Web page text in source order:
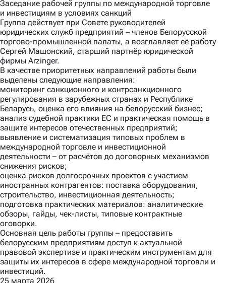
Заседание рабочей группы по международной торговле
и инвестициям в условиях санкций
Группа действует при Совете руководителей
юридических служб предприятий – членов Белорусской
торгово-промышленной палаты, а возглавляет её работу
Сергей Машонский, старший партнёр юридической
фирмы Arzinger.
В качестве приоритетных направлений работы были
выделены следующие направления:
мониторинг санкционного и контрсанкционного
регулирования в зарубежных странах и Республике
Беларусь, оценка его влияния на белорусский бизнес;
анализ судебной практики ЕС и практическая помощь в
защите интересов отечественных предприятий;
выявление и систематизация типовых проблем в
международной торговле и инвестиционной
деятельности – от расчётов до договорных механизмов
снижения рисков;
оценка рисков долгосрочных проектов с участием
иностранных контрагентов: поставка оборудования,
строительство, инвестиционная деятельность;
подготовка практических материалов: аналитические
обзоры, гайды, чек-листы, типовые контрактные
оговорки.
Основная цель работы группы – предоставить
белорусским предприятиям доступ к актуальной
правовой экспертизе и практическим инструментам для
защиты их интересов в сфере международной торговли и
инвестиций.
25 марта 2026